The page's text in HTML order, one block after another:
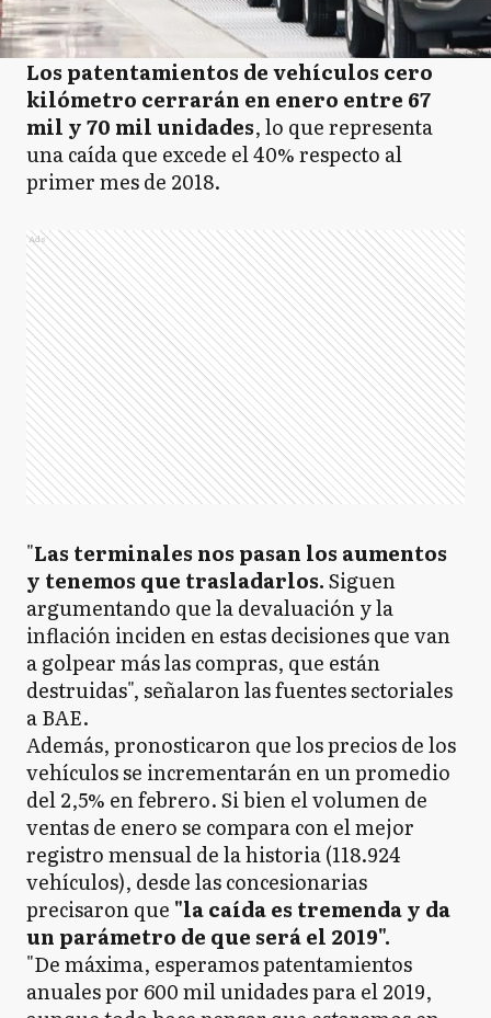
Los patentamientos de vehículos cero
kilómetro cerrarán en enero entre 67
mil y 70 mil unidades, lo que representa
una caída que excede el 40% respecto al
primer mes de 2018.
Ads
"Las terminales nos pasan los aumentos
y tenemos que trasladarlos.Siguen
argumentando que la devaluación y la
inflación inciden en estas decisiones que van
a golpear más las compras, que están
destruidas", señalaron las fuentes sectoriales
a BAE.
Además, pronosticaron que los precios de los
vehículos se incrementarán en un promedio
del 2,5% en febrero. Si bien el volumen de
ventas de enero se compara con el mejor
registro mensual de la historia (118.924
vehículos), desde las concesionarias
precisaron que "la caída es tremenda y da
un parámetro de que será el 2019".
"De máxima, esperamos patentamientos
anuales por 600 mil unidades para el 2019,